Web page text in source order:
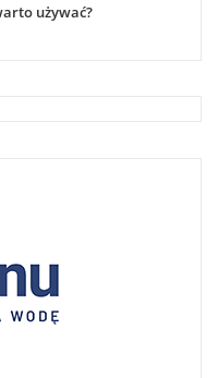
używać?